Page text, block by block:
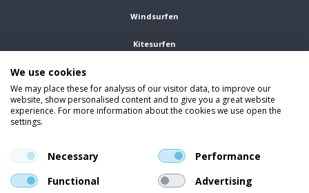
Windsurfen
Kitesurfen
Kleding
Vind ons op social media
En blijf op de hoogte van trends, aanbiedingen en kortingsacties.
We use cookies
We may place these for analysis of our visitor data, to improve our
website, show personalised content and to give you a great website
experience. For more information about the cookies we use open the
settings.
Necessary
Performance
Functional
Advertising